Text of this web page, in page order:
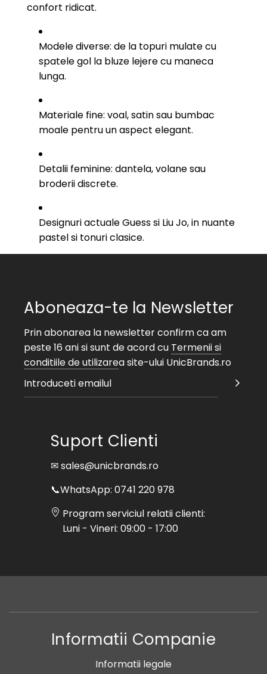
confort ridicat.
Modele diverse: de la topuri mulate cu
spatele gol la bluze lejere cu maneca
lunga.
Materiale fine: voal, satin sau bumbac
moale pentru un aspect elegant.
Detalii feminine: dantela, volane sau
broderii discrete.
Designuri actuale Guess si Liu Jo, in nuante
pastel si tonuri clasice.
Aboneaza-te la Newsletter
Prin abonarea la newsletter confirm ca am
peste 16 ani si sunt de acord cu Termenii si
conditiile de utilizarea site-ului UnicBrands.ro
Suport Clienti
✉ sales@unicbrands.ro
📞WhatsApp: 0741 220 978
Program serviciul relatii clienti:
Luni - Vineri: 09:00 - 17:00
Informatii Companie
Informatii legale